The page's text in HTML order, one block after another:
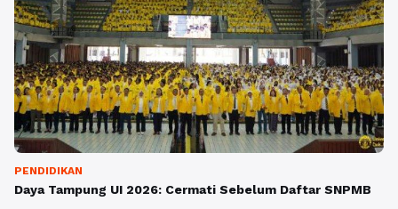
PENDIDIKAN
Daya Tampung UI 2026: Cermati Sebelum Daftar SNPMB